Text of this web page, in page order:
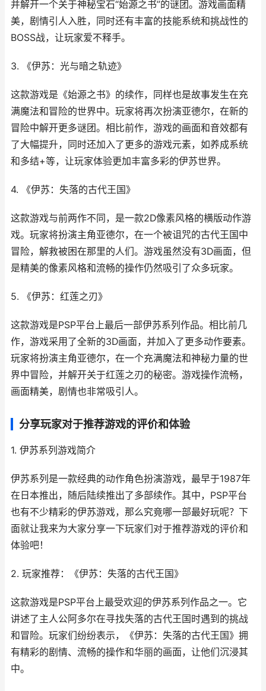
并解开一个关于神秘宝石“始源之书”的谜团。游戏画面精
美，剧情引人入胜，同时还有丰富的技能系统和挑战性的
BOSS战，让玩家爱不释手。
3. 《伊苏：光与暗之轨迹》
这款游戏是《始源之书》的续作，同样也是故事发生在充
满魔法和冒险的世界中。玩家将再次扮演亚德尔，在新的
冒险中解开更多谜团。相比前作，游戏的画面和音效都有
了大幅提升，同时还加入了更多的游戏元素，如养成系统
和多结+等，让玩家体验更加丰富多彩的伊苏世界。
4. 《伊苏：失落的古代王国》
这款游戏与前两作不同，是一款2D像素风格的横版动作游
戏。玩家将扮演主角亚德尔，在一个被诅咒的古代王国中
冒险，解救被困在那里的人们。游戏虽然没有3D画面，但
是精美的像素风格和流畅的操作仍然吸引了众多玩家。
5. 《伊苏：红莲之刃》
这款游戏是PSP平台上最后一部伊苏系列作品。相比前几
作，游戏采用了全新的3D画面，并加入了更多动作要素。
玩家将扮演主角亚德尔，在一个充满魔法和神秘力量的世
界中冒险，并解开关于红莲之刃的秘密。游戏操作流畅，
画面精美，剧情也非常吸引人。
分享玩家对于推荐游戏的评价和体验
1. 伊苏系列游戏简介
伊苏系列是一款经典的动作角色扮演游戏，最早于1987年
在日本推出，随后陆续推出了多部续作。其中，PSP平台
也有不少精彩的伊苏游戏，那么究竟哪一部最好玩呢？下
面就让我来为大家分享一下玩家们对于推荐游戏的评价和
体验吧！
2. 玩家推荐：《伊苏：失落的古代王国》
这款游戏是PSP平台上最受欢迎的伊苏系列作品之一。它
讲述了主人公阿多尔在寻找失落的古代王国时遇到的挑战
和冒险。玩家们纷纷表示，《伊苏：失落的古代王国》拥
有精彩的剧情、流畅的操作和华丽的画面，让他们沉浸其
中。